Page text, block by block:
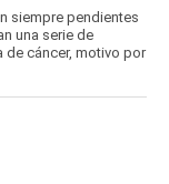
siempre pendientes
una serie de
de cáncer, motivo por